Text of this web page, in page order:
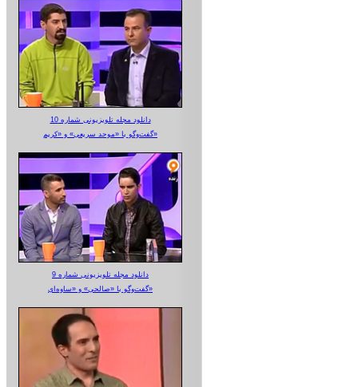
دانلود مجله تلویزیونی شماره 10
گفت‌وگو با «موحد سریعی» و «کریم»
دانلود مجله تلویزیونی شماره 9
گفت‌وگو با «صالحی» و «ساوه‌ای»